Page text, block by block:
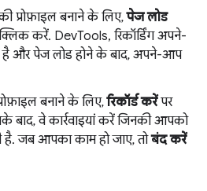
प्रोफ़ाइल बनाने के लिए,पेज लोड
करें. DevTools, रिकॉर्डिंग अपने-
और पेज लोड होने के बाद, अपने-आप
बनाने के लिए,रिकॉर्ड करेंपर
बाद, वे कार्रवाइयां करें जिनकी आपको
है. जब आपका काम हो जाए, तोबंद करें